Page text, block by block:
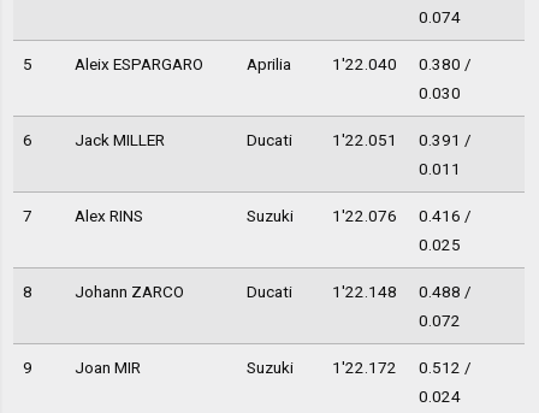
0.074
5 Aleix ESPARGARO Aprilia 1'22.040
0.380 /
0.030
6 Jack MILLER Ducati 1'22.051
0.391 /
0.011
7 Alex RINS Suzuki 1'22.076
0.416 /
0.025
8 Johann ZARCO Ducati 1'22.148
0.488 /
0.072
9 Joan MIR Suzuki 1'22.172
0.512 /
0.024